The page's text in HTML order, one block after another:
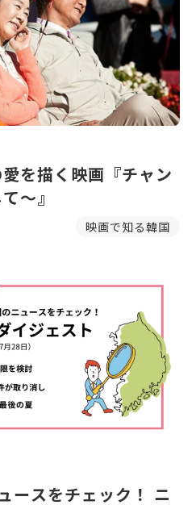
を描く映画『チャン
〜』
映画で知る韓国
ースをチェック！ ニ